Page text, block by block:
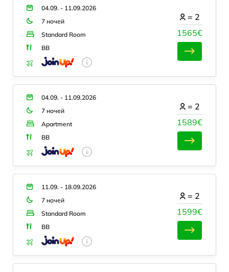
04.09. - 11.09.2026
7 ночей
Standard Room
BB
1565€
= 2
04.09. - 11.09.2026
7 ночей
Apartment
BB
1589€
= 2
11.09. - 18.09.2026
7 ночей
Standard Room
BB
1599€
= 2